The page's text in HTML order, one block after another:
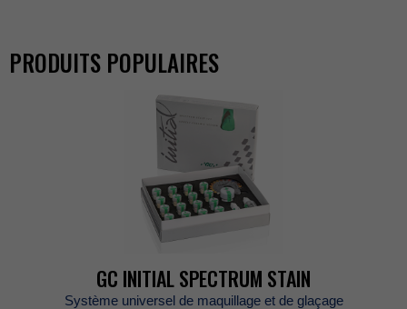
PRODUITSPOPULAIRES
GCINITIALSPECTRUMSTAIN
Systèmeuniverseldemaquillageetdeglaçage